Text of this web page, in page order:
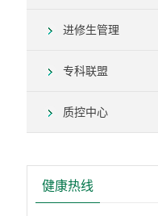
进修生管理
专科联盟
质控中心
健康热线